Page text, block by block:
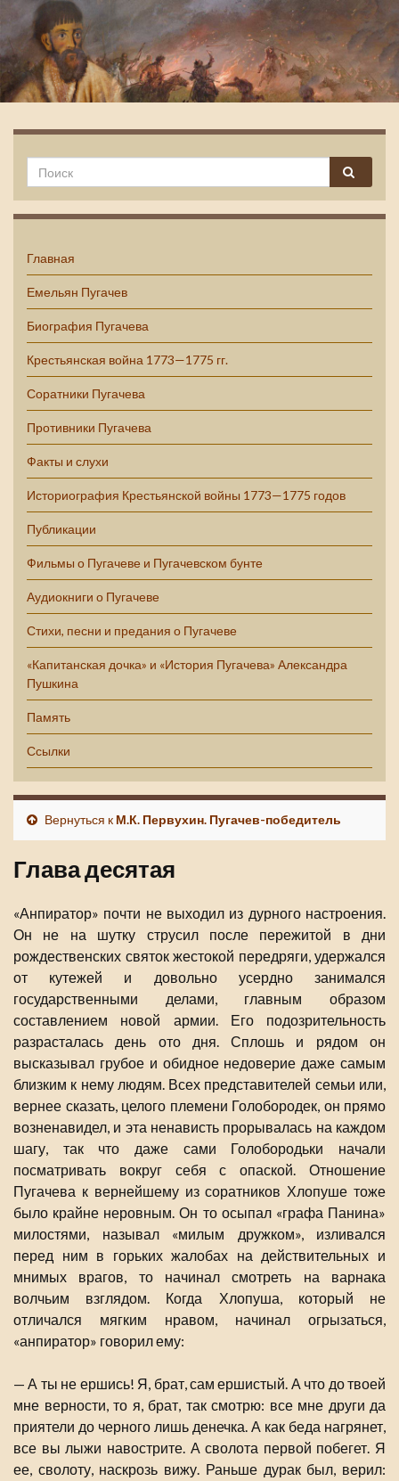
Емельян Пугачев
Главная
Емельян Пугачев
Биография Пугачева
Крестьянская война 1773—1775 гг.
Соратники Пугачева
Противники Пугачева
Факты и слухи
Историография Крестьянской войны 1773—1775 годов
Публикации
Фильмы о Пугачеве и Пугачевском бунте
Аудиокниги о Пугачеве
Стихи, песни и предания о Пугачеве
«Капитанская дочка» и «История Пугачева» Александра
Пушкина
Память
Ссылки
Вернуться к М.К. Первухин. Пугачев-победитель
Глава десятая
«Анпиратор» почти не выходил из дурного настроения.
Он не на шутку струсил после пережитой в дни
рождественских святок жестокой передряги, удержался
от кутежей и довольно усердно занимался
государственными делами, главным образом
составлением новой армии. Его подозрительность
разрасталась день ото дня. Сплошь и рядом он
высказывал грубое и обидное недоверие даже самым
близким к нему людям. Всех представителей семьи или,
вернее сказать, целого племени Голобородек, он прямо
возненавидел, и эта ненависть прорывалась на каждом
шагу, так что даже сами Голобородьки начали
посматривать вокруг себя с опаской. Отношение
Пугачева к вернейшему из соратников Хлопуше тоже
было крайне неровным. Он то осыпал «графа Панина»
милостями, называл «милым дружком», изливался
перед ним в горьких жалобах на действительных и
мнимых врагов, то начинал смотреть на варнака
волчьим взглядом. Когда Хлопуша, который не
отличался мягким нравом, начинал огрызаться,
«анпиратор» говорил ему:
— А ты не ершись! Я, брат, сам ершистый. А что до твоей
мне верности, то я, брат, так смотрю: все мне други да
приятели до черного лишь денечка. А как беда нагрянет,
все вы лыжи навострите. А сволота первой побегет. Я
ее, сволоту, наскрозь вижу. Раньше дурак был, верил: